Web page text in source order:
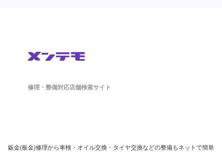
修理・整備対応店舗検索サイト
鈑金(板金)修理から車検・オイル交換・タイヤ交換などの整備もネットで簡単